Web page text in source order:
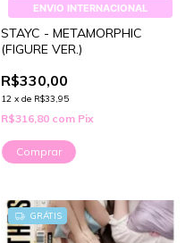
ENVIO INTERNACIONAL
STAYC - METAMORPHIC
(FIGURE VER.)
R$330,00
12 x de R$33,95
R$316,80 com Pix
GRÁTIS